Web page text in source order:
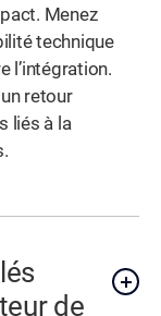
Menez
technique
l’intégration.
retour
liés à la
de